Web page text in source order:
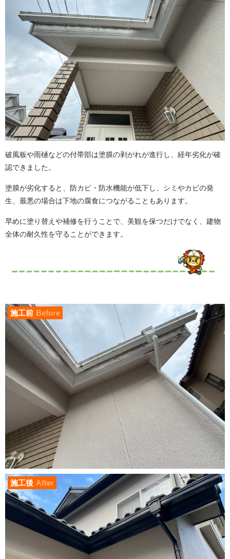
破風板や雨樋などの付帯部は塗膜の剥がれが進行し、経年劣化が確
認できました。
塗膜が劣化すると、防カビ・防水機能が低下し、シミやカビの発
生、最悪の場合は下地の腐食につながることもあります。
早めに塗り替えや補修を行うことで、美観を保つだけでなく、建物
全体の耐久性を守ることができます。
施工前 Before
施工後 After